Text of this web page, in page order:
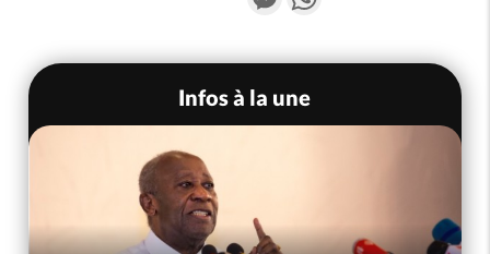
Infos à la une